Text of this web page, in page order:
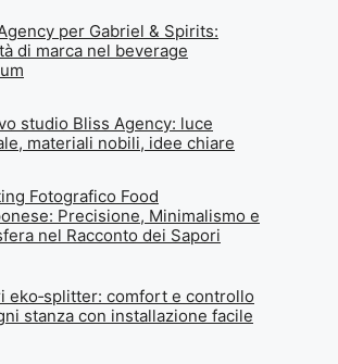
per Gabriel & Spirits:
di marca nel beverage
studio Bliss Agency: luce
materiali nobili, idee chiare
Fotografico Food
Precisione, Minimalismo e
nel Racconto dei Sapori
eko‑splitter: comfort e controllo
stanza con installazione facile